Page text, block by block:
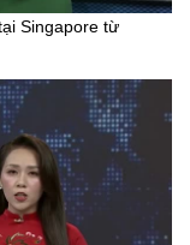
Singapore từ